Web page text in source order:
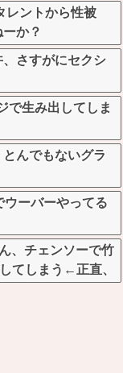
レントから性被
か？
、さすがにセクシ
で生み出してしま
とんでもないグラ
ーバーやってる
、チェンソーで竹
てしまう←正直、